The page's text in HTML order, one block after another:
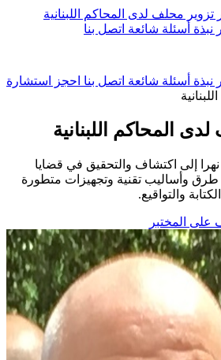
تزوير محلف لدى المحاكم اللبنانية
نبذة أسئلة شائعة اتصل بنا
نبذة أسئلة شائعة اتصل بنا احجز استشارة
لدى المحاكم اللبنانية
إلى اكتشاف والتحقيق في قضايا
طرق وأساليب تقنية وتجهيزات متطورة
والتواقيع.
على المختبر